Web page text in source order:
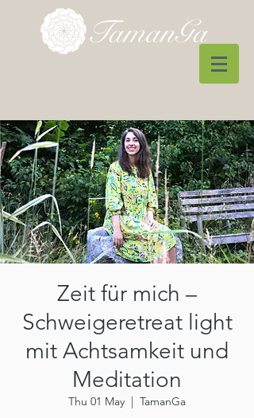
Zeit für mich –
Schweigeretreat light
mit Achtsamkeit und
Meditation
Thu 01 May
  |
TamanGa